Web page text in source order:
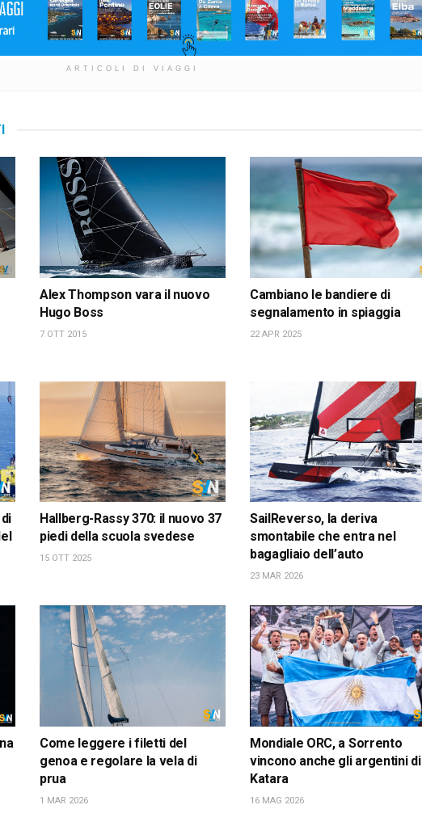
ARTICOLI DI VIAGGI
Alex Thompson vara il nuovo
Hugo Boss
7 OTT 2015
Cambiano le bandiere di
segnalamento in spiaggia
22 APR 2025
Hallberg-Rassy 370: il nuovo 37
piedi della scuola svedese
15 OTT 2025
SailReverso, la deriva
smontabile che entra nel
bagagliaio dell’auto
23 MAR 2026
Come leggere i filetti del
genoa e regolare la vela di
prua
1 MAR 2026
Mondiale ORC, a Sorrento
vincono anche gli argentini di
Katara
16 MAG 2026